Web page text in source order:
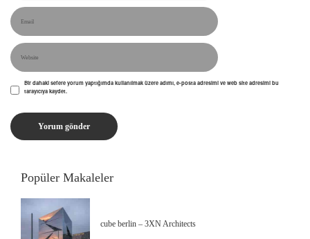
Bir dahaki sefere yorum yaptığımda kullanılmak üzere adımı, e-posta adresimi ve web site adresimi bu
tarayıcıya kaydet.
Popüler Makaleler
cube berlin – 3XN Architects